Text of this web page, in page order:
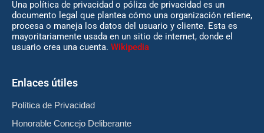
Una política de privacidad o póliza de privacidad es un
documento legal que plantea cómo una organización retiene,
procesa o maneja los datos del usuario y cliente. Esta es
mayoritariamente usada en un sitio de internet, donde el
usuario crea una cuenta. Wikipedia
Enlaces útiles
Política de Privacidad
Honorable Concejo Deliberante